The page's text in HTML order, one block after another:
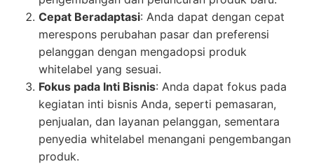
Cepat Beradaptasi: Anda dapat dengan cepat
merespons perubahan pasar dan preferensi
pelanggan dengan mengadopsi produk
whitelabel yang sesuai.
Fokus pada Inti Bisnis: Anda dapat fokus pada
kegiatan inti bisnis Anda, seperti pemasaran,
penjualan, dan layanan pelanggan, sementara
penyedia whitelabel menangani pengembangan
produk.